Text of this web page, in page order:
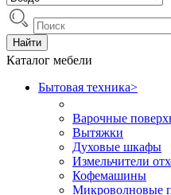
Найти
Каталог мебели
Бытовая техника>
Варочные
Вытяжки
Духовые шкафы
Измельчители
Кофемашины
Микроволновые